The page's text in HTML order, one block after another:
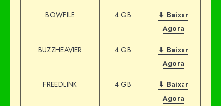
BOWFILE 4 GB
⬇ Baixar
Agora
BUZZHEAVIER 4 GB
⬇ Baixar
Agora
FREEDLINK 4 GB
⬇ Baixar
Agora